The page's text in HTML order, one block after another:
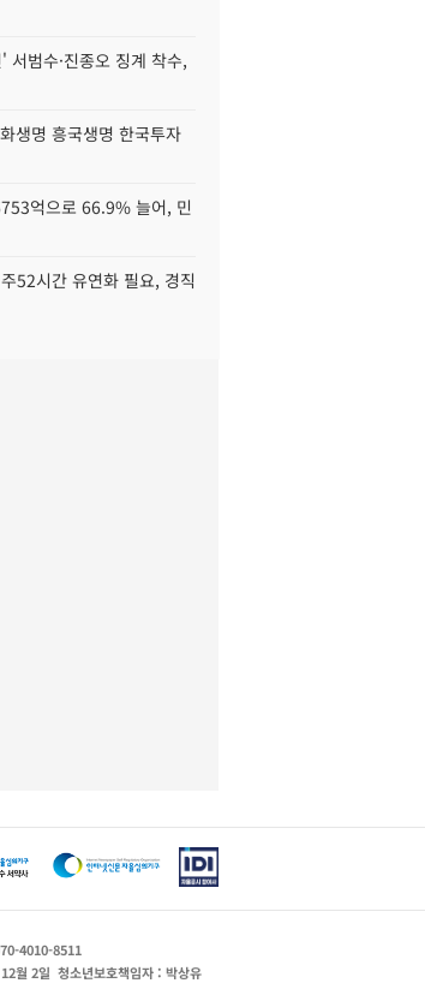
범수·진종오 징계 착수,
생명 흥국생명 한국투자
억으로 66.9% 늘어, 민
52시간 유연화 필요, 경직
4010-8511
월 2일 청소년보호책임자 : 박상유